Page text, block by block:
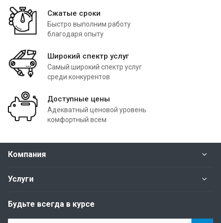
Сжатые сроки
Быстро выполним работу
благодаря опыту
Широкий спектр услуг
Самый широкий спектр услуг
среди конкурентов
Доступные цены
Адекватный ценовой уровень
комфортный всем
Компания
Услуги
Будьте всегда в курсе